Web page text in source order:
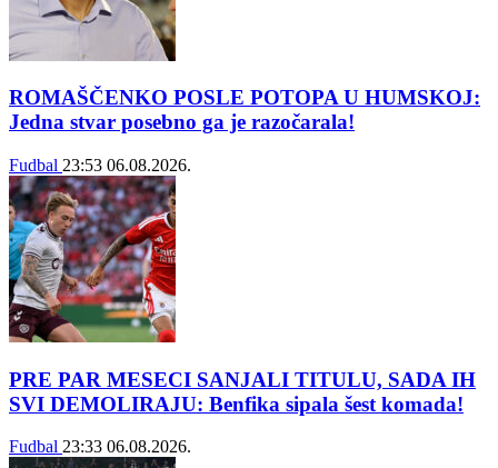
ROMAŠČENKO POSLE POTOPA U HUMSKOJ:
Jedna stvar posebno ga je razočarala!
Fudbal 23:53 06.08.2026.
PRE PAR MESECI SANJALI TITULU, SADA IH
SVI DEMOLIRAJU: Benfika sipala šest komada!
Fudbal 23:33 06.08.2026.